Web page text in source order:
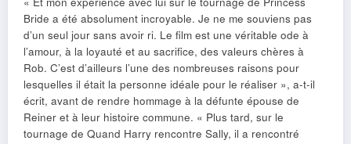
Bride a été absolument incroyable. Je ne me souviens pas
d’un seul jour sans avoir ri. Le film est une véritable ode à
l’amour, à la loyauté et au sacrifice, des valeurs chères à
Rob. C’est d’ailleurs l’une des nombreuses raisons pour
lesquelles il était la personne idéale pour le réaliser », a-t-il
écrit, avant de rendre hommage à la défunte épouse de
Reiner et à leur histoire commune. « Plus tard, sur le
tournage de Quand Harry rencontre Sally, il a rencontré